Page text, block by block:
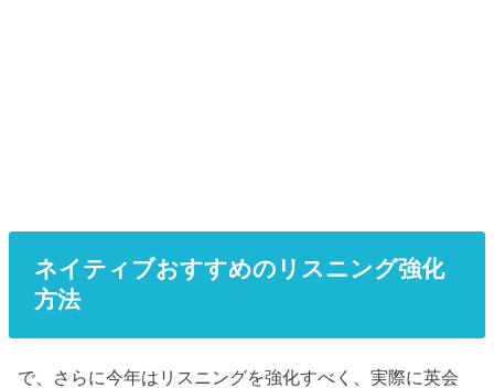
ネイティブおすすめのリスニング強化
方法
で、さらに今年はリスニングを強化すべく、実際に英会